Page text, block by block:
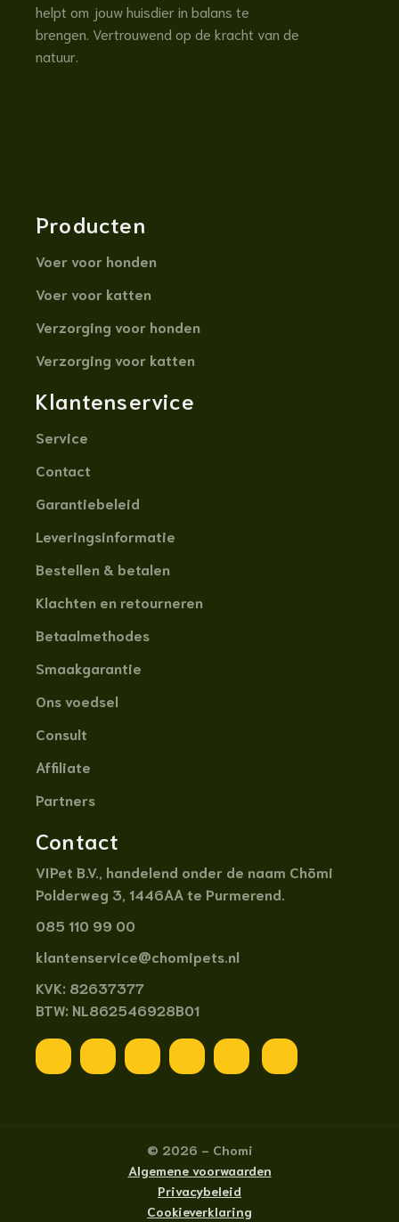
helpt om jouw huisdier in balans te
brengen. Vertrouwend op de kracht van de
natuur.
Producten
Voer voor honden
Voer voor katten
Verzorging voor honden
Verzorging voor katten
Klantenservice
Service
Contact
Garantiebeleid
Leveringsinformatie
Bestellen & betalen
Klachten en retourneren
Betaalmethodes
Smaakgarantie
Ons voedsel
Consult
Affiliate
Partners
Contact
VIPet B.V., handelend onder de naam Chōmi
Polderweg 3, 1446AA te Purmerend.
085 110 99 00
klantenservice@chomipets.nl
KVK: 82637377
BTW: NL862546928B01
© 2026 - Chomi
Algemene voorwaarden
Privacybeleid
Cookieverklaring